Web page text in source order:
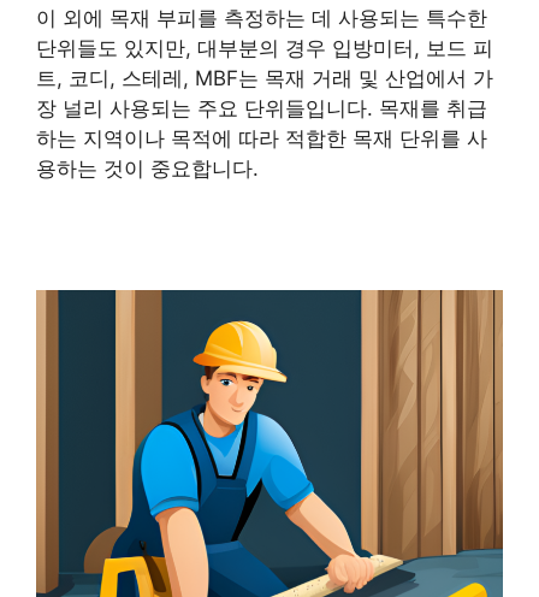
이 외에 목재 부피를 측정하는 데 사용되는 특수한
단위들도 있지만, 대부분의 경우 입방미터, 보드 피
트, 코디, 스테레, MBF는 목재 거래 및 산업에서 가
장 널리 사용되는 주요 단위들입니다. 목재를 취급
하는 지역이나 목적에 따라 적합한 목재 단위를 사
용하는 것이 중요합니다.